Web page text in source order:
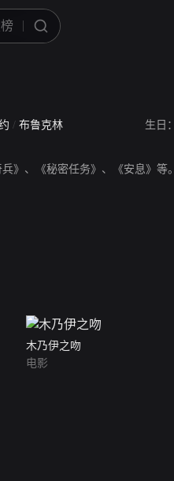
/ 布鲁克林 生日：
》、《秘密任务》、《安息》等。
木乃伊之吻
电影